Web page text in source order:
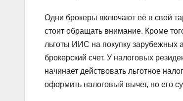
Одни брокеры включают её в свой
стоит обращать внимание. Кроме
льготы ИИС на покупку зарубежных
брокерский счет. У налоговых
начинает действовать льготное
оформить налоговый вычет, но его